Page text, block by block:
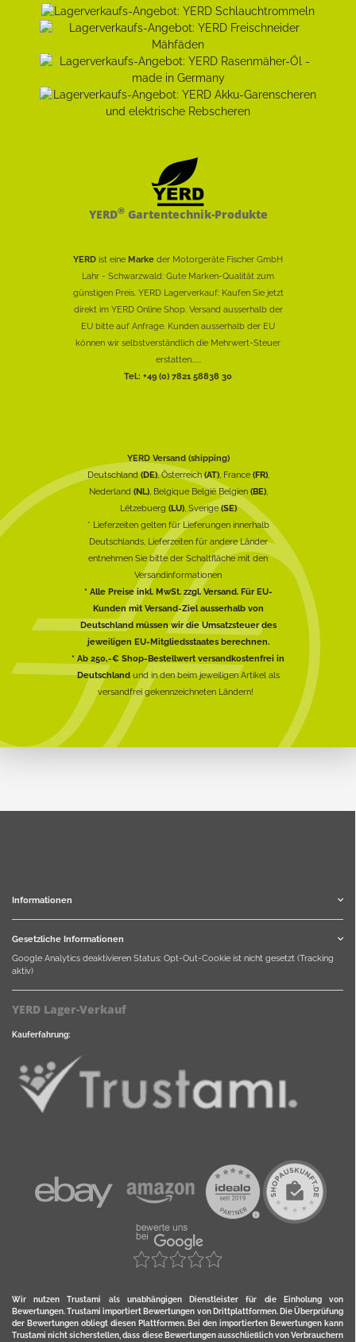
YERD®Gartentechnik-Produkte
YERD ist eine Marke der Motorgeräte Fischer GmbH
Lahr - Schwarzwald: Gute Marken-Qualität zum
günstigen Preis. YERD Lagerverkauf: Kaufen Sie jetzt
direkt im YERD Online Shop. Versand ausserhalb der
EU bitte auf Anfrage. Kunden ausserhalb der EU
können wir selbstverständlich die Mehrwert-Steuer
erstatten......
Tel.: +49 (0) 7821 58838 30
YERD Versand (shipping)
Deutschland(DE), Österreich(AT), France (FR),
Nederland (NL), Belgique België Belgien (BE),
Lëtzebuerg (LU), Sverige(SE)
* Lieferzeiten gelten für Lieferungen innerhalb
Deutschlands, Lieferzeiten für andere Länder
entnehmen Sie bitte der Schaltfläche mit den
Versandinformationen
* Alle Preise inkl. MwSt. zzgl. Versand. Für EU-
Kunden mit Versand-Ziel ausserhalb von
Deutschland müssen wir die Umsatzsteuer des
jeweiligen EU-Mitgliedsstaates berechnen.
* Ab 250,-€ Shop-Bestellwert versandkostenfrei in
Deutschlandund in den beim jeweiligen Artikel als
versandfrei gekennzeichneten Ländern!
Informationen
Gesetzliche Informationen
Google Analytics deaktivieren Status: Opt-Out-Cookie ist nicht gesetzt (Tracking
aktiv)
YERD Lager-Verkauf
Kauferfahrung:
Wir nutzen Trustami als unabhängigen Dienstleister für die Einholung von
Bewertungen. Trustami importiert Bewertungen von Drittplattformen. Die Überprüfung
der Bewertungen obliegt diesen Plattformen. Bei den importierten Bewertungen kann
Trustami nicht sicherstellen, dass diese Bewertungen ausschließlich von Verbrauchern